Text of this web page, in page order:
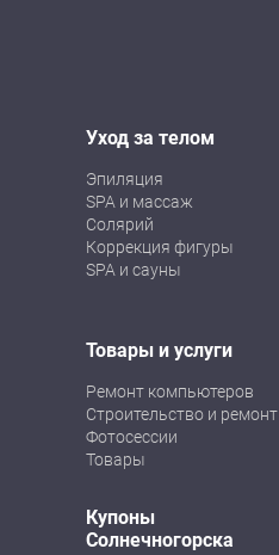
Уход за телом
Эпиляция
SPA и массаж
Солярий
Коррекция фигуры
SPA и сауны
Товары и услуги
Ремонт компьютеров
Строительство и ремонт
Фотосессии
Товары
Купоны
Солнечногорска